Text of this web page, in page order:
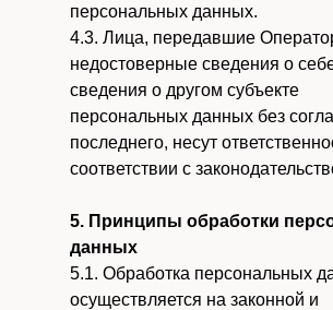
персональных данных.
4.3. Лица, передавшие
недостоверные сведения о
сведения о другом субъекте
персональных данных без
последнего, несут
соответствии с
5. Принципы обработки
данных
5.1. Обработка персональных
осуществляется на законной и